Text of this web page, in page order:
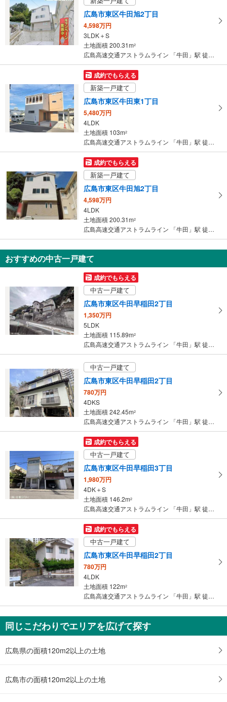
取
る
・
条
イ
ペ
ー
ジ
に
存
る
広島市東区牛田旭2丁目
4,598万円
3LDK＋S
土地面積 200.31m2
広島高速交通アストラムライン 「牛田」駅 徒歩14分
成約でもらえる
新築一戸建て
広島市東区牛田東1丁目
5,480万円
4LDK
土地面積 103m2
広島高速交通アストラムライン 「牛田」駅 徒歩23分
成約でもらえる
新築一戸建て
広島市東区牛田旭2丁目
4,598万円
4LDK
土地面積 200.31m2
広島高速交通アストラムライン 「牛田」駅 徒歩14分
おすすめの中古一戸建て
成約でもらえる
中古一戸建て
広島市東区牛田早稲田2丁目
1,350万円
5LDK
土地面積 115.89m2
広島高速交通アストラムライン 「牛田」駅 徒歩25分
中古一戸建て
広島市東区牛田早稲田2丁目
780万円
4DKS
土地面積 242.45m2
広島高速交通アストラムライン 「牛田」駅 徒歩27分
成約でもらえる
中古一戸建て
広島市東区牛田早稲田3丁目
1,980万円
4DK＋S
土地面積 146.2m2
広島高速交通アストラムライン 「牛田」駅 徒歩29分
成約でもらえる
中古一戸建て
広島市東区牛田早稲田2丁目
780万円
4LDK
土地面積 122m2
広島高速交通アストラムライン 「牛田」駅 徒歩27分
同じこだわりでエリアを広げて探す
広島県の面積120m2以上の土地
広島市の面積120m2以上の土地